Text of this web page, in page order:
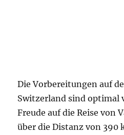
Liechtenstein (Vaduz) bis
Genfer See zu
waren dabei für mich die
Eigermassivs und die